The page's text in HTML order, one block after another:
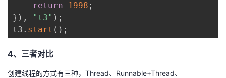
return
1998 ;
} ) , "t3" ) ;
t3 . start ( ) ;
4、三者对比
创建线程的方式有三种，Thread、Runnable+Thread、